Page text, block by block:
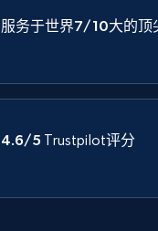
服务于世界7/10大的顶
4.6/5 Trustpilot评分